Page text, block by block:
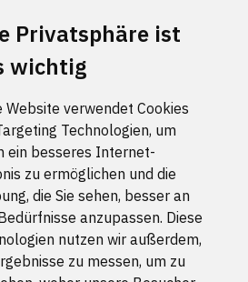
Privatsphäre ist
wichtig
Website verwendet Cookies
Technologien, um
ein besseres Internet-
zu ermöglichen und die
die Sie sehen, besser an
anzupassen. Diese
nutzen wir außerdem,
zu messen, um zu
|Volkerode| Wachstedt |
zuletzt am 08. August 2026
Uhr aktualisiert.